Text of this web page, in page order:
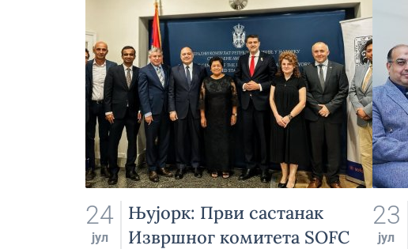
24
јул
Њујорк: Први састанак
Извршног комитета SOFC
23
јул